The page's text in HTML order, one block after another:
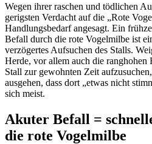
Wegen ihrer raschen und tödlichen
gerigsten Verdacht auf die „Rote
Handlungsbedarf angesagt. Ein
Befall durch die rote Vogelmilbe ist
verzögertes Aufsuchen des Stalls.
Herde, vor allem auch die ranghohen
Stall zur gewohnten Zeit
ausgehen, dass dort „etwas nicht
sich meist.
Akuter Befall =
die rote Vogelmilbe